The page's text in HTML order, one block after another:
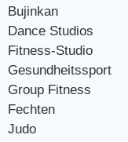
Bujinkan
Dance Studios
Fitness-Studio
Gesundheitssport
Group Fitness
Fechten
Judo